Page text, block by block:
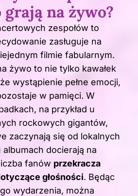
grają na żywo?
zespołów to
zasługuje na
filmie fabularnym.
żywo to nie tylko kawałek
wystąpienie pełne emocji,
w pamięci. W
na przykład u
rockowych gigantów,
zaczynają się od lokalnych
docierają na
fanów przekracza
głośności. Będąc
wydarzenia, można